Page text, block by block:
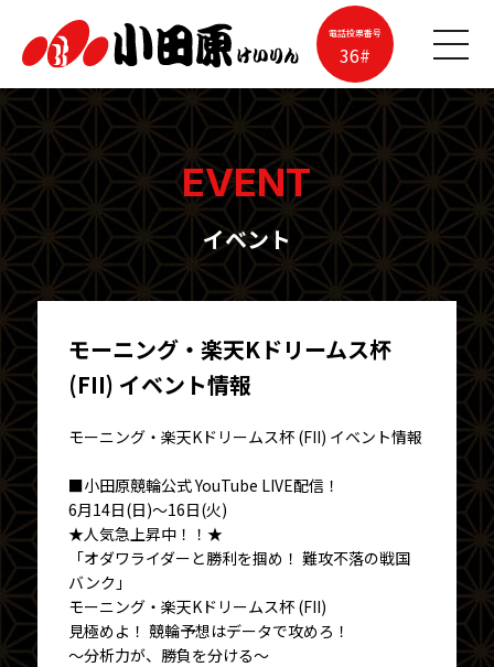
電話投票番号
36#
EVENT
イベント
モーニング・楽天Kドリームス杯
(FII) イベント情報
モーニング・楽天Kドリームス杯 (FII) イベント情報
■小田原競輪公式 YouTube LIVE配信！
6月14日(日)～16日(火)
★人気急上昇中！！★
「オダワライダーと勝利を掴め！ 難攻不落の戦国
バンク」
モーニング・楽天Kドリームス杯 (FII)
見極めよ！ 競輪予想はデータで攻めろ！
～分析力が、勝負を分ける～